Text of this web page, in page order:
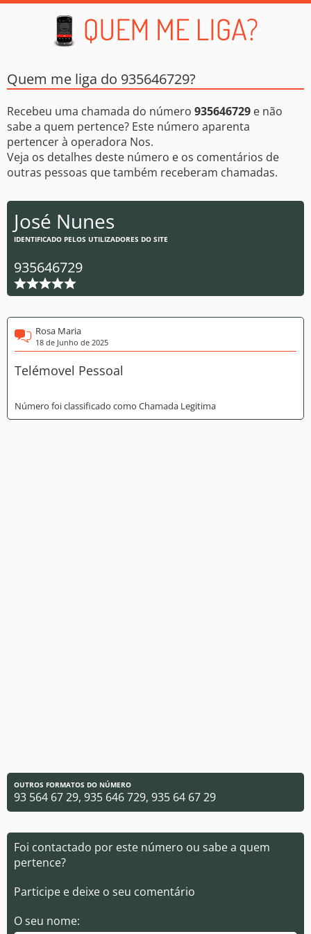
Quem me liga do 935646729?
Recebeu uma chamada do número 935646729 e não
sabe a quem pertence? Este número aparenta
pertencer à operadora Nos.
Veja os detalhes deste número e os comentários de
outras pessoas que também receberam chamadas.
José Nunes
IDENTIFICADO PELOS UTILIZADORES DO SITE
935646729
Rosa Maria
18 de Junho de 2025
Telémovel Pessoal
Número foi classificado como Chamada Legitima
OUTROS FORMATOS DO NÚMERO
93 564 67 29, 935 646 729, 935 64 67 29
Foi contactado por este número ou sabe a quem
pertence?
Participe e deixe o seu comentário
O seu nome: